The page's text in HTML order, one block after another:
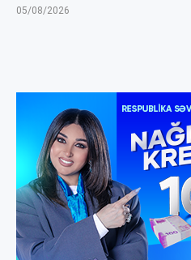
05/08/2026